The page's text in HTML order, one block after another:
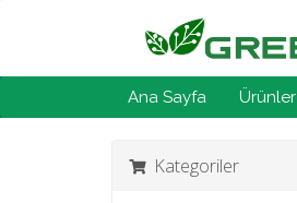
Ana Sayfa Ürünler
Kategoriler